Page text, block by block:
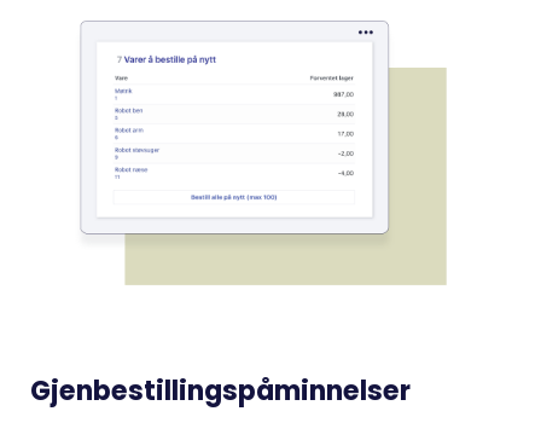
Gjenbestillingspåminnelser